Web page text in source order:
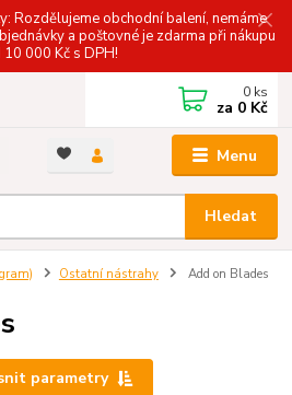
Rozdělujeme obchodní balení, nemáme
a poštovné je zdarma při nákupu
10 000 Kč s DPH!
Menu
Hledat
0 ks
za 0 Kč
Ostatní nástrahy Add on Blades
parametry